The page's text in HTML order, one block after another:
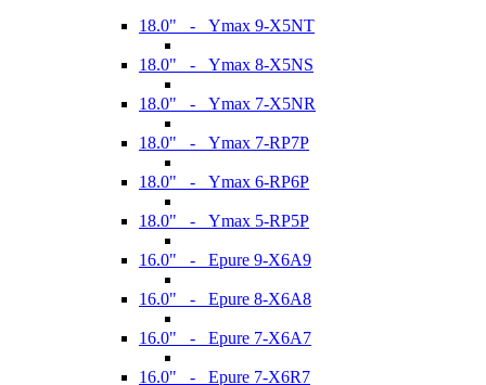
18.0" - Ymax 9-X5NT
18.0" - Ymax 8-X5NS
18.0" - Ymax 7-X5NR
18.0" - Ymax 7-RP7P
18.0" - Ymax 6-RP6P
18.0" - Ymax 5-RP5P
16.0" - Epure 9-X6A9
16.0" - Epure 8-X6A8
16.0" - Epure 7-X6A7
16.0" - Epure 7-X6R7